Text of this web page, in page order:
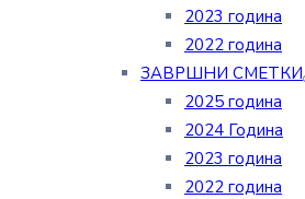
2023 година
2022 година
ЗАВРШНИ СМЕТКИ
2025 година
2024 Година
2023 година
2022 година